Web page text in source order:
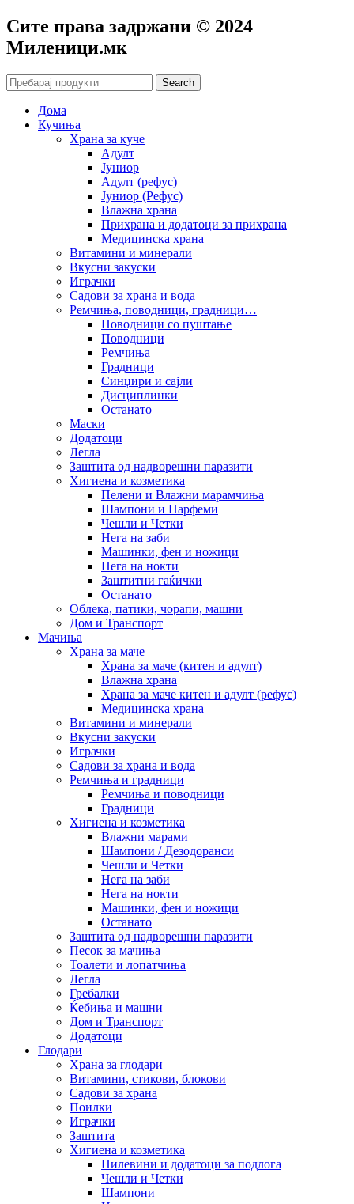
Сите права задржани © 2024
Mиленици.мк
Search
Дома
Кучиња
Храна за куче
Адулт
Јуниор
Адулт (рефус)
Јуниор (Рефус)
Влажна храна
Прихрана и додатоци за прихрана
Медицинска храна
Витамини и минерали
Вкусни закуски
Играчки
Садови за храна и вода
Ремчиња, поводници, градници…
Поводници со пуштање
Поводници
Ремчиња
Градници
Синџири и сајли
Дисциплинки
Останато
Маски
Додатоци
Легла
Заштита од надворешни паразити
Хигиена и козметика
Пелени и Влажни марамчиња
Шампони и Парфеми
Чешли и Четки
Нега на заби
Машинки, фен и ножици
Нега на нокти
Заштитни гаќички
Останато
Облека, патики, чорапи, машни
Дом и Транспорт
Мачиња
Храна за маче
Храна за маче (китен и адулт)
Влажна храна
Храна за маче китен и адулт (рефус)
Медицинска храна
Витамини и минерали
Вкусни закуски
Играчки
Садови за храна и вода
Ремчиња и градници
Ремчиња и поводници
Градници
Хигиена и козметика
Влажни марами
Шампони / Дезодоранси
Чешли и Четки
Нега на заби
Нега на нокти
Машинки, фен и ножици
Останато
Заштита од надворешни паразити
Песок за мачиња
Тоалети и лопатчиња
Легла
Гребалки
Ќебиња и машни
Дом и Транспорт
Додатоци
Глодари
Храна за глодари
Витамини, стикови, блокови
Садови за храна
Поилки
Играчки
Заштита
Хигиена и козметика
Пилевини и додатоци за подлога
Чешли и Четки
Шампони